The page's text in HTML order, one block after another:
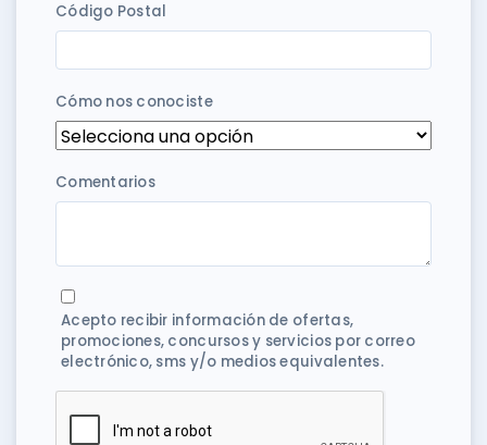
Código Postal
Cómo nos conociste
Comentarios
Acepto recibir información de ofertas,
promociones, concursos y servicios por correo
electrónico, sms y/o medios equivalentes.